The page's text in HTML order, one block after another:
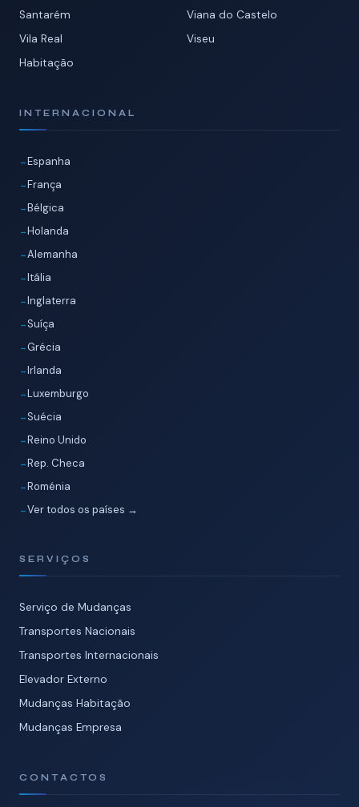
Santarém
Viana do Castelo
Vila Real
Viseu
Habitação
INTERNACIONAL
Espanha
França
Bélgica
Holanda
Alemanha
Itália
Inglaterra
Suíça
Grécia
Irlanda
Luxemburgo
Suécia
Reino Unido
Rep. Checa
Roménia
Ver todos os países →
SERVIÇOS
Serviço de Mudanças
Transportes Nacionais
Transportes Internacionais
Elevador Externo
Mudanças Habitação
Mudanças Empresa
CONTACTOS